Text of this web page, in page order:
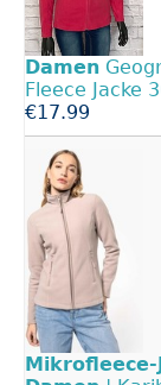
Damen
Fleece Jacke
€17.99
Mikrofleece-